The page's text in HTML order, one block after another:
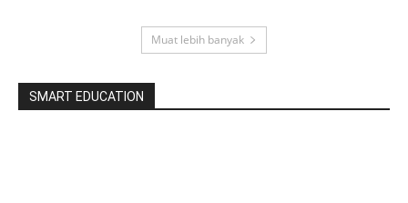
Muat lebih banyak
SMART EDUCATION